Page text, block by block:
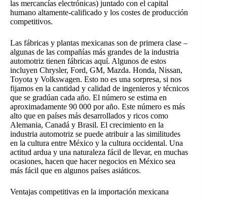
las mercancías electrónicas) juntado con el capital
humano altamente-calificado y los costes de producción
competitivos.
Las fábricas y plantas mexicanas son de primera clase –
algunas de las compañías más grandes de la industria
automotriz tienen fábricas aquí. Algunos de estos
incluyen Chrysler, Ford, GM, Mazda. Honda, Nissan,
Toyota y Volkswagen. Esto no es una sorpresa, si nos
fijamos en la cantidad y calidad de ingenieros y técnicos
que se gradúan cada año. El número se estima en
aproximadamente 90 000 por año. Este número es más
alto que en países más desarrollados y ricos como
Alemania, Canadá y Brasil. El crecimiento en la
industria automotriz se puede atribuir a las similitudes
en la cultura entre México y la cultura occidental. Una
actitud ardua y una naturaleza fácil de llevar, en muchas
ocasiones, hacen que hacer negocios en México sea
más fácil que en algunos países asiáticos.
Ventajas competitivas en la importación mexicana